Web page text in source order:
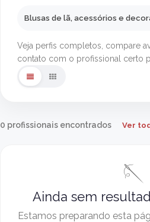
Blusas de lã, acessórios e
Veja perfis completos, compare
contato com o profissional certo
0 profissionais encontrados Ver
🪡
Ainda sem
Estamos preparando esta